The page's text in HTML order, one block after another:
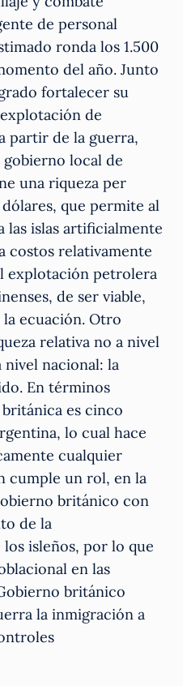
de personal
ronda los 1.500
del año. Junto
fortalecer su
de
partir de la guerra,
local de
una riqueza per
que permite al
las islas artificialmente
costos relativamente
explotación petrolera
de ser viable,
la ecuación. Otro
relativa no a nivel
nacional: la
En términos
es cinco
lo cual hace
cualquier
cumple un rol, en la
británico con
de la
isleños, por lo que
en las
británico
la inmigración a